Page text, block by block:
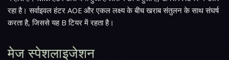
रहा है। सर्वाइवल हंटर AOE और एकल लक्ष्य के बीच खराब संतुलन के साथ संघर्ष
करता है, जिससे यह B टियर में रहता है।
मेज स्पेशलाइजेशन